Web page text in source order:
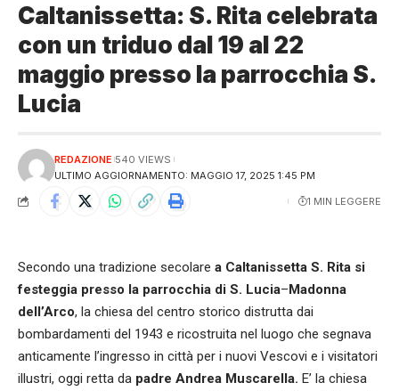
Caltanissetta: S. Rita celebrata
con un triduo dal 19 al 22
maggio presso la parrocchia S.
Lucia
ULTIMO AGGIORNAMENTO: MAGGIO 17, 2025 1:45 PM
REDAZIONE 540 VIEWS
1 MIN LEGGERE
Secondo una tradizione secolare a Caltanissetta S. Rita si
festeggia presso la parrocchia di S. Lucia–Madonna
dell’Arco, la chiesa del centro storico distrutta dai
bombardamenti del 1943 e ricostruita nel luogo che segnava
anticamente l’ingresso in città per i nuovi Vescovi e i visitatori
illustri, oggi retta da padre Andrea Muscarella. E’ la chiesa